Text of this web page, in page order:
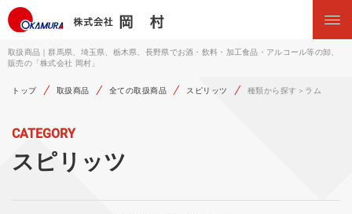
取扱商品｜群馬県、埼玉県、栃木県、長野県でお酒・飲料・加工食品・アルコール等の卸、
販売の「株式会社 岡村」
トップ 取扱商品 全ての取扱商品 スピリッツ 種類から探す＞ラム
CATEGORY
スピリッツ